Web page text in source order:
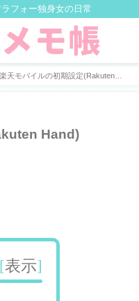
フォー独身女の日常
楽天モバイルの初期設定(Rakuten
Hand)
[表示]